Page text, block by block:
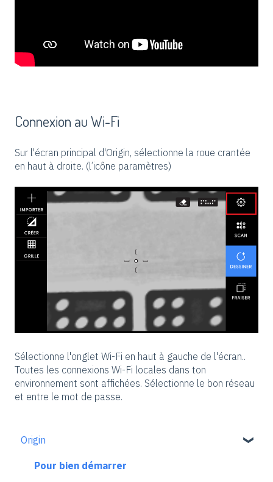
Connexion au Wi-Fi
Sur l'écran principal d'Origin, sélectionne la roue crantée
en haut à droite. (l’icône paramètres)
Sélectionne l'onglet Wi-Fi en haut à gauche de l'écran..
Toutes les connexions Wi-Fi locales dans ton
environnement sont affichées. Sélectionne le bon réseau
et entre le mot de passe.
Origin
Pour bien démarrer